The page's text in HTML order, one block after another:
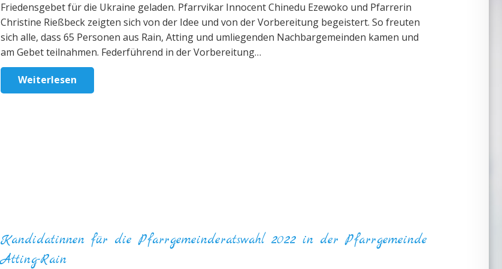
Friedensgebet für die Ukraine geladen. Pfarrvikar Innocent Chinedu Ezewoko und Pfarrerin
Christine Rießbeck zeigten sich von der Idee und von der Vorbereitung begeistert. So freuten
sich alle, dass 65 Personen aus Rain, Atting und umliegenden Nachbargemeinden kamen und
am Gebet teilnahmen. Federführend in der Vorbereitung…
Weiterlesen
Kandidatinnen für die Pfarrgemeinderatswahl 2022 in der Pfarrgemeinde
Atting-Rain